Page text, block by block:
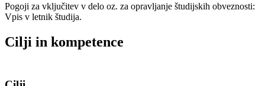
Pogoji za vključitev v delo oz. za opravljanje študijskih obveznosti:
Vpis v letnik študija.
Cilji in kompetence